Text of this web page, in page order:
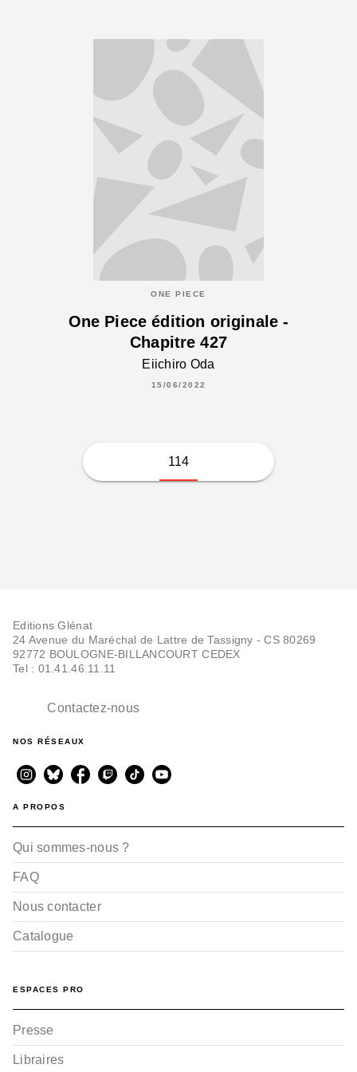
ONE PIECE
One Piece édition originale -
Chapitre 427
Eiichiro Oda
15/06/2022
114
Editions Glénat
24 Avenue du Maréchal de Lattre de Tassigny - CS 80269
92772 BOULOGNE-BILLANCOURT CEDEX
Tel : 01.41.46.11.11
Contactez-nous
NOS RÉSEAUX
A PROPOS
Qui sommes-nous ?
FAQ
Nous contacter
Catalogue
ESPACES PRO
Presse
Libraires